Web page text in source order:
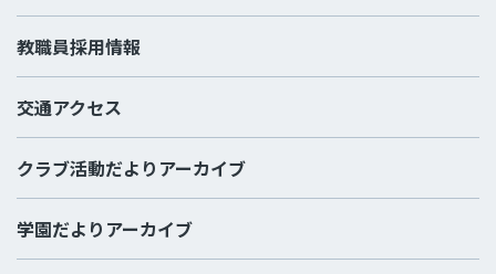
教職員採用情報
交通アクセス
クラブ活動だよりアーカイブ
学園だよりアーカイブ